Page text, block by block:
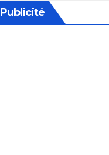
Publicité